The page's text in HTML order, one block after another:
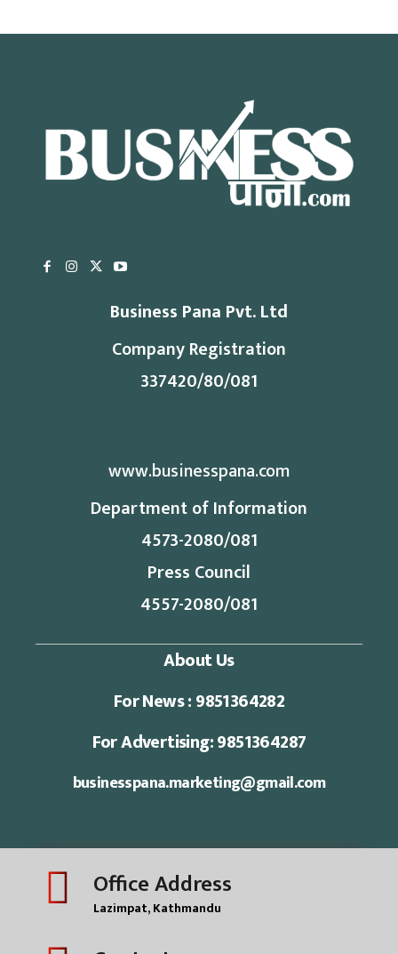
Business Pana Pvt. Ltd
Company Registration
337420/80/081
www.businesspana.com
Department of Information
4573-2080/081
Press Council
4557-2080/081
About Us
For News : 9851364282
For Advertising: 9851364287
businesspana.marketing@gmail.com
Office Address
Lazimpat, Kathmandu